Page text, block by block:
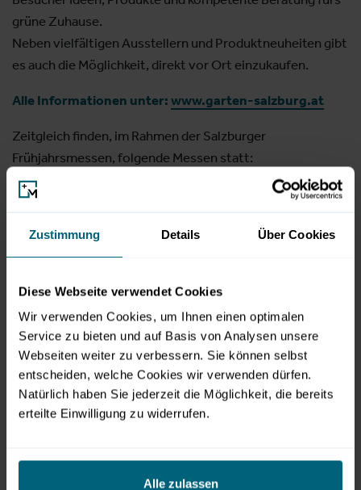
Zustimmung Details Über Cookies
Diese Webseite verwendet Cookies
Wir verwenden Cookies, um Ihnen einen optimalen
Service zu bieten und auf Basis von Analysen unsere
Webseiten weiter zu verbessern. Sie können selbst
entscheiden, welche Cookies wir verwenden dürfen.
Natürlich haben Sie jederzeit die Möglichkeit, die bereits
erteilte Einwilligung zu widerrufen.
Alle zulassen
grüne Zuhause.
Neben vielfältigen Ausstellern und Produktneuheiten gibt
es auch die Möglichkeit, direkt vor Ort einzukaufen.
Alle Informationen unter: www.garten-salzburg.at
Zeitgleich finden, im Rahmen der Salzburger
Frühjahrsmessen, folgende Messen statt:
Automesse Salzburg
Freizeit Messe Salzburg
- Hier beginnt dein nächstes
Veranstalter
Messezentrum Salzburg GmbH
Am Messezentrum 1
T: +43 662 24 04 0